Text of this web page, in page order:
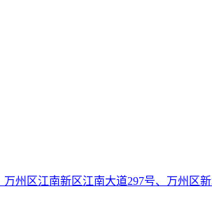
州区江南新区江南大道297号、万州区